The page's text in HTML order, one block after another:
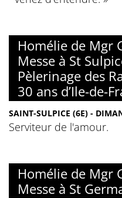
Homélie de Mgr
Messe à St
Pèlerinage des
30 ans d’Ile-de-
SAINT-SULPICE (6E) -
Serviteur de l'amour.
Homélie de Mgr
Messe à St